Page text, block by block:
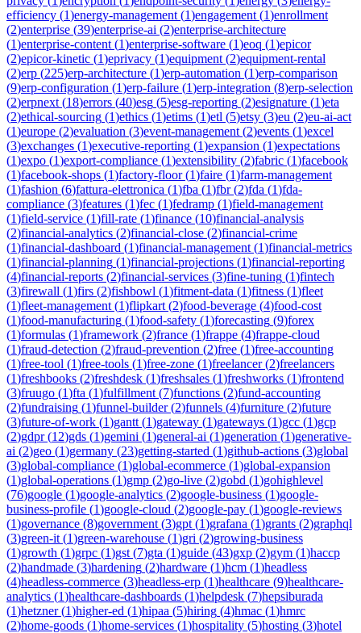
efficiency (1)energy-management (1)engagement (1)enrollment
(2)enterprise (39)enterprise-ai (2)enterprise-architecture
(1)enterprise-content (1)enterprise-software (1)eoq (1)epicor
(2)epicor-kinetic (1)eprivacy (1)equipment (2)equipment-rental
(2)erp (225)erp-architecture (1)erp-automation (1)erp-comparison
(9)erp-configuration (1)erp-failure (1)erp-integration (8)erp-selection
(2)erpnext (18)errors (40)esg (5)esg-reporting (2)esignature (1)eta
(2)ethical-sourcing (1)ethics (1)etims (1)etl (5)etsy (3)eu (2)eu-ai-act
(1)europe (2)evaluation (3)event-management (2)events (1)excel
(3)exchanges (1)executive-reporting (1)expansion (1)expectations
(1)expo (1)export-compliance (1)extensibility (2)fabric (1)facebook
(1)facebook-shops (1)factory-floor(1)faire (1)farm-management
(1)fashion (6)fattura-elettronica (1)fba (1)fbr(2)fda (1)fda-
compliance (3)features (1)fec (1)fedramp (1)field-management
(1)field-service (1)fill-rate (1)finance (10)financial-analysis
(2)financial-analytics (2)financial-close (2)financial-crime
(1)financial-dashboard (1)financial-management (1)financial-metrics
(1)financial-planning (1)financial-projections (1)financial-reporting
(4)financial-reports (2)financial-services (3)fine-tuning (1)fintech
(3)firewall (1)firs (2)fishbowl (1)fitment-data (1)fitness (1)fleet
(1)fleet-management (1)flipkart (2)food-beverage (4)food-cost
(1)food-manufacturing (1)food-safety (1)forecasting (9)forex
(1)formulas (1)framework (2)france (1)frappe (4)frappe-cloud
(1)fraud-detection (2)fraud-prevention (2)free (1)free-accounting
(1)free-tool (1)free-tools (1)free-zone (1)freelancer(2)freelancers
(1)freshbooks (2)freshdesk (1)freshsales (1)freshworks (1)frontend
(3)fruugo (1)fta (1)fulfillment (7)functions (2)fund-accounting
(2)fundraising (1)funnel-builder(2)funnels (4)furniture (2)future
(3)future-of-work (1)gantt (1)gateway (1)gateways (1)gcc (1)gcp
(2)gdpr(12)gds (1)gemini (1)general-ai (1)generation (1)generative-
ai (2)geo (1)germany (23)getting-started (1)github-actions (3)global
(3)global-compliance (1)global-ecommerce (1)global-expansion
(1)global-operations (1)gmp (2)go-live (2)gobd (1)gohighlevel
(76)google (1)google-analytics (2)google-business (1)google-
business-profile (1)google-cloud (2)google-pay (1)google-reviews
(1)governance (8)government (3)gpt (1)grafana (1)grants (2)graphql
(3)green-it (1)green-warehouse (1)gri (2)growing-business
(1)growth (1)grpc (1)gst (7)gta (1)guide (43)gxp (2)gym (1)haccp
(2)handmade (3)hardening (2)hardware (1)hcm (1)headless
(4)headless-commerce (3)headless-erp (1)healthcare (9)healthcare-
analytics (1)healthcare-dashboards (1)helpdesk (7)hepsiburada
(1)hetzner(1)higher-ed (1)hipaa (5)hiring (4)hmac (1)hmrc
(2)home-goods (1)home-services (1)hospitality (5)hosting (3)hotel